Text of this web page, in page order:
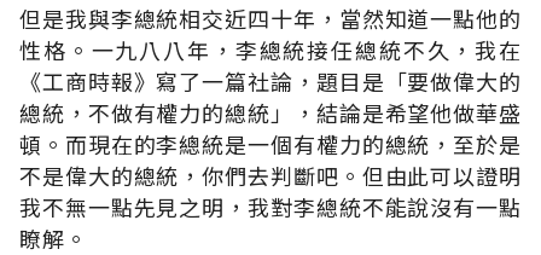
但是我與李總統相交近四十年，當然知道一點他的
性格。一九八八年，李總統接任總統不久，我在
《工商時報》寫了一篇社論，題目是「要做偉大的
總統，不做有權力的總統」，結論是希望他做華盛
頓。而現在的李總統是一個有權力的總統，至於是
不是偉大的總統，你們去判斷吧。但由此可以證明
我不無一點先見之明，我對李總統不能說沒有一點
瞭解。